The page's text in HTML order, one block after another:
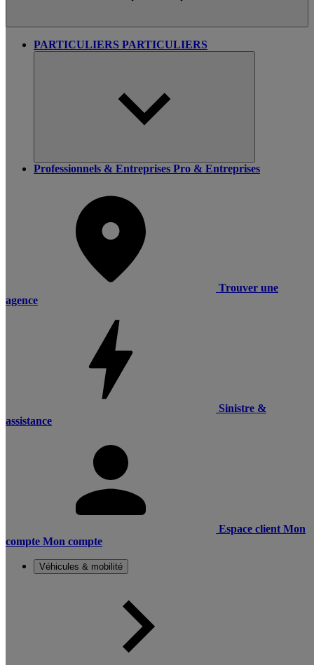
PARTICULIERS PARTICULIERS
Professionnels & Entreprises Pro & Entreprises
Trouver une
agence
Sinistre &
assistance
Espace client Mon
compte Mon compte
Véhicules & mobilité